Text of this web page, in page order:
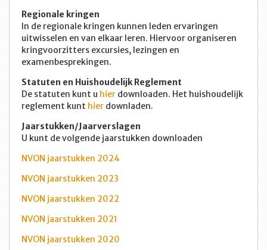
Regionale kringen
In de regionale kringen kunnen leden ervaringen
uitwisselen en van elkaar leren. Hiervoor organiseren
kringvoorzitters excursies, lezingen en
examenbesprekingen.
Statuten en Huishoudelijk Reglement
De statuten kunt u hier downloaden. Het huishoudelijk
reglement kunt hier downladen.
Jaarstukken/Jaarverslagen
U kunt de volgende jaarstukken downloaden
NVON jaarstukken 2024
NVON jaarstukken 2023
NVON jaarstukken 2022
NVON jaarstukken 2021
NVON jaarstukken 2020